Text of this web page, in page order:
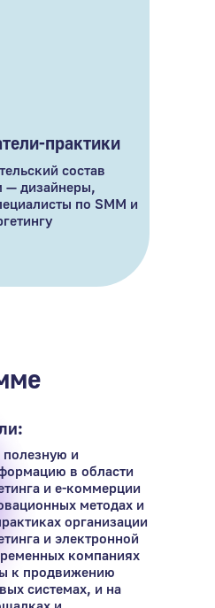
практики
состав
— дизайнеры,
по SMM и
и
в области
и e-коммерции
методах и
организации
и электронной
компаниях
к продвижению
системах, и на